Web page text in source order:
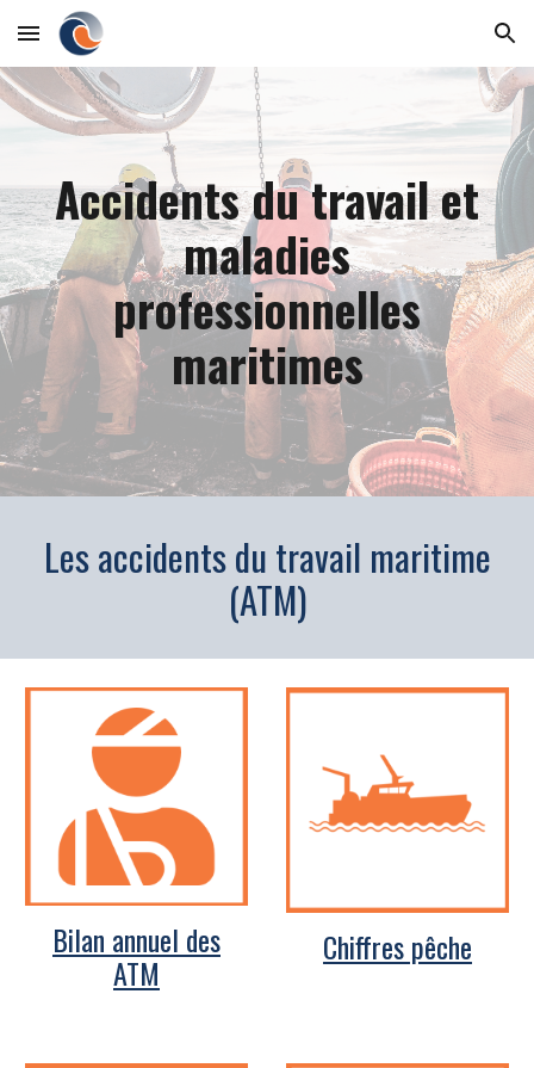
Skip to main content Skip to navigation
Accidents du travail et
maladies
professionnelles
maritimes
Les accidents du travail maritime
(ATM)
Bilan annuel des
ATM
Chiffres pêche